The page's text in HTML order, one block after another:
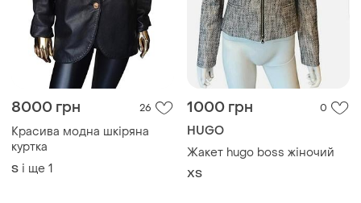
8000 грн 26
Красива модна шкіряна
куртка
1
1000 грн
HUGO
Жакет hugo boss жіночий
ХS
TOP TOP